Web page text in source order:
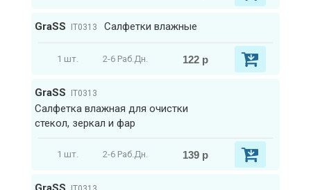
GraSS IT0313 Салфетки влажные
1 шт. 2-6 Раб.Дн. 122 р
GraSS IT0313
Салфетка влажная для очистки
стекол, зеркал и фар
1 шт. 2-6 Раб.Дн. 139 р